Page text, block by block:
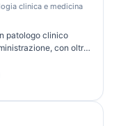
clinica e medicina
patologo clinico
con oltre
di laboratorio e
di
e ha pubblicato